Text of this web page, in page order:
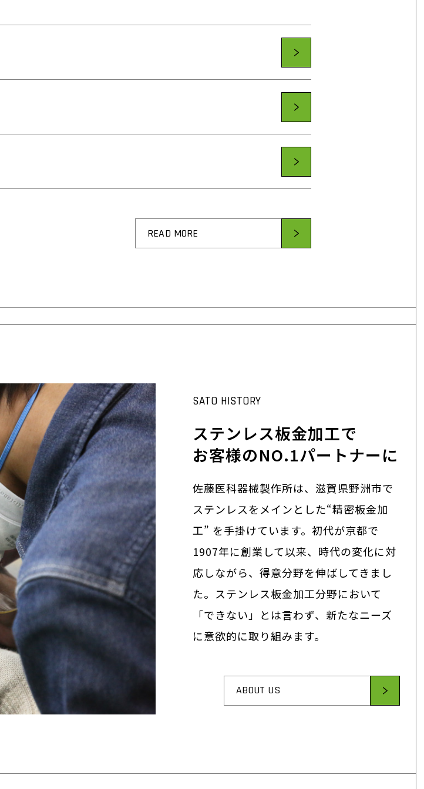
READ MORE
SATO HISTORY
ステンレス板金加工で
お客様のNO.1パートナーに
佐藤医科器械製作所は、滋賀県野洲市で
ステンレスをメインとした“精密板金加
工” を手掛けています。初代が京都で
1907年に創業して以来、時代の変化に対
応しながら、得意分野を伸ばしてきまし
た。ステンレス板金加工分野において
「できない」とは言わず、新たなニーズ
に意欲的に取り組みます。
ABOUT US